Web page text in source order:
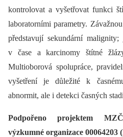
kontrolovat a vyšetřovat funkci
laboratorními parametry.
představují sekundární
v čase a karcinomy štítné
Multioborová spolupráce,
vyšetření je důležité k
abnormit, ale i detekci časných
Podpořeno projektem
výzkumné organizace 00064203